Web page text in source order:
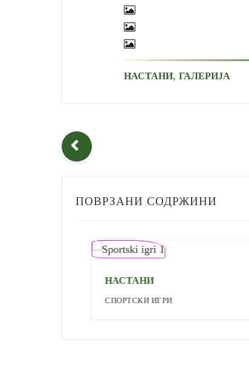
НАСТАНИ, ГАЛЕРИЈА
ПОВРЗАНИ СОДРЖИНИ
НАСТАНИ
СПОРТСКИ ИГРИ